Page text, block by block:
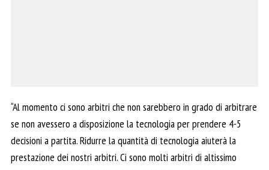
“Al momento ci sono arbitri che non sarebbero in grado di arbitrare
se non avessero a disposizione la tecnologia per prendere 4-5
decisioni a partita. Ridurre la quantità di tecnologia aiuterà la
prestazione dei nostri arbitri. Ci sono molti arbitri di altissimo